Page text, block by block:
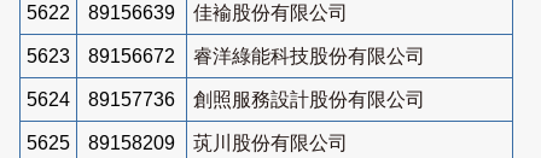
5622 89156639 佳褕股份有限公司
5623 89156672 睿洋綠能科技股份有限公司
5624 89157736 創照服務設計股份有限公司
5625 89158209 茿川股份有限公司